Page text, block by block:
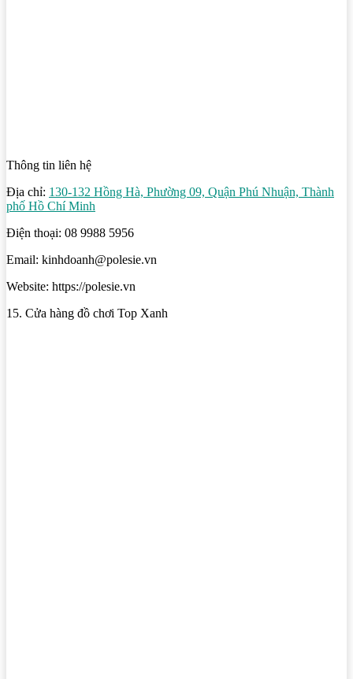
Thông tin liên hệ
Địa chỉ: 130-132 Hồng Hà, Phường 09, Quận Phú Nhuận, Thành
phố Hồ Chí Minh
Điện thoại: 08 9988 5956
Email: kinhdoanh@polesie.vn
Website: https://polesie.vn
15. Cửa hàng đồ chơi Top Xanh